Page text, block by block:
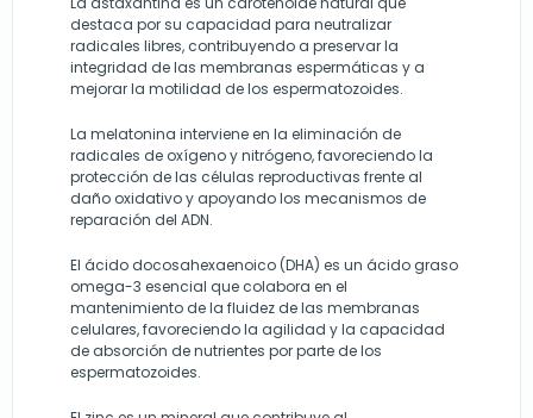
destaca por su capacidad para neutralizar
radicales libres, contribuyendo a preservar la
integridad de las membranas espermáticas y a
mejorar la motilidad de los espermatozoides.
La melatonina interviene en la eliminación de
radicales de oxígeno y nitrógeno, favoreciendo la
protección de las células reproductivas frente al
daño oxidativo y apoyando los mecanismos de
reparación del ADN.
El ácido docosahexaenoico (DHA) es un ácido graso
omega-3 esencial que colabora en el
mantenimiento de la fluidez de las membranas
celulares, favoreciendo la agilidad y la capacidad
de absorción de nutrientes por parte de los
espermatozoides.